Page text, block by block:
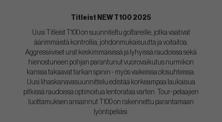
Titleist NEW T100 2025
Uusi Titleist T100 on suunniteltu golfareille, jotka vaativat
äärimmäistä kontrollia, johdonmukaisuutta ja voitaitoa.
Aggressiiviset urat keskimmäisissä ja lyhyissä raudoissa sekä
hienostuneen pohjan parantunut vuorovaikutus nurmikon
kanssa takaavat tarkan spinin - myös vaikeissa olosuhteissa.
Uusi lihaskanavasuunnittelu edistää korkeampaa laukaisua
pitkissä raudoissa optimoitua lentorataa varten. Tour-pelaajien
luottamuksen ansainnut T100 on rakennettu parantamaan
lyöntipeliäsi.